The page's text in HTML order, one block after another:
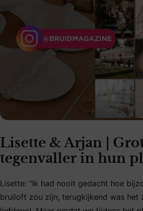
Lisette & Arjan |
tegenvaller in hun
Lisette: “Ik had nooit gedacht hoe
bruiloft zou zijn, terugkijkend was het